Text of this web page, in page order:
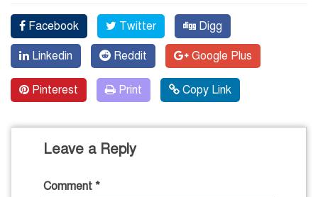
Facebook Twitter Digg
Linkedin Reddit Google Plus
Pinterest Print Copy Link
Leave a Reply
Comment *